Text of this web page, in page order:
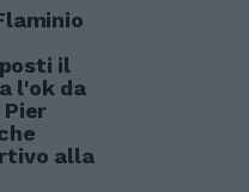
il
l'ok da
alla